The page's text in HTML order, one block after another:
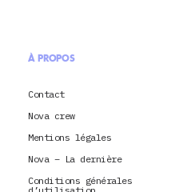
À PROPOS
Contact
Nova crew
Mentions légales
Nova – La dernière
Conditions générales